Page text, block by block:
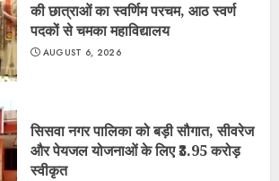
की छात्राओं का स्वर्णिम परचम, आठ स्वर्ण
पदकों से चमका महाविद्यालय
AUGUST 6, 2026
सिसवा नगर पालिका को बड़ी सौगात, सीवरेज
और पेयजल योजनाओं के लिए ₹3.95 करोड़
स्वीकृत